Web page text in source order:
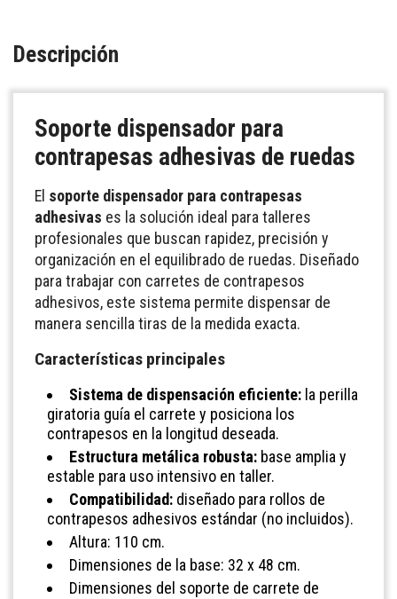
Descripción
Soporte dispensador para
contrapesas adhesivas de ruedas
El soporte dispensador para contrapesas
adhesivas es la solución ideal para talleres
profesionales que buscan rapidez, precisión y
organización en el equilibrado de ruedas. Diseñado
para trabajar con carretes de contrapesos
adhesivos, este sistema permite dispensar de
manera sencilla tiras de la medida exacta.
Características principales
Sistema de dispensación eficiente: la perilla
giratoria guía el carrete y posiciona los
contrapesos en la longitud deseada.
Estructura metálica robusta: base amplia y
estable para uso intensivo en taller.
Compatibilidad: diseñado para rollos de
contrapesos adhesivos estándar (no incluidos).
Altura: 110 cm.
Dimensiones de la base: 32 x 48 cm.
Dimensiones del soporte de carrete de